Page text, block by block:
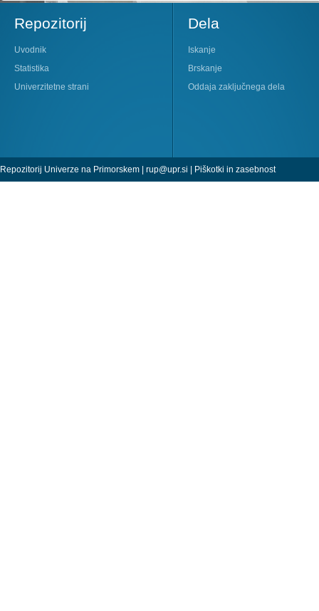
Repozitorij
Uvodnik
Statistika
Univerzitetne strani
Dela
Iskanje
Brskanje
Oddaja zaključnega dela
Repozitorij Univerze na Primorskem | rup@upr.si | Piškotki in zasebnost